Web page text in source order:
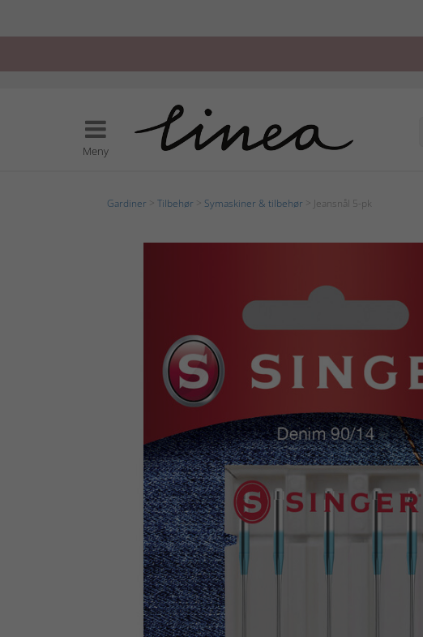
Meny
Gardiner Tilbehør Symaskiner & tilbehør > Jeansnål 5-pk